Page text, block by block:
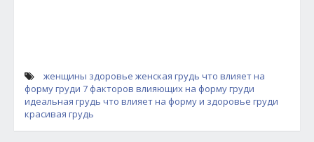
женщины здоровье женская грудь что влияет на
форму груди 7 факторов влияющих на форму груди
идеальная грудь что влияет на форму и здоровье груди
красивая грудь